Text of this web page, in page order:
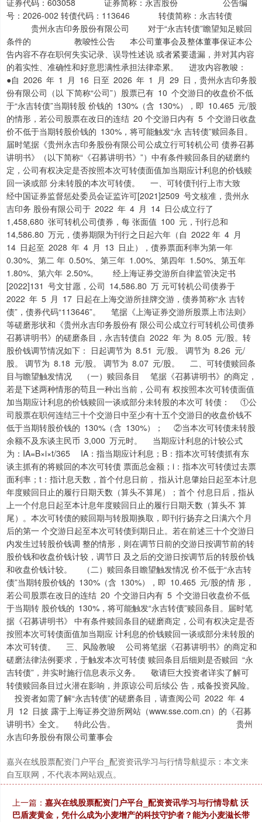
证券代码：603058 证券简称：永吉股份 公告编
号：2026-002 转债代码：113646 转债简称：永吉转债
贵州永吉印务股份有限公司 对于“永吉转债”瞻望知足赎回
条件的 教唆性公告 本公司董事会及整体董事保证本公
告内容不存在职何失实记录、误导性述说 或者紧要遗漏，并对其内容
的着实性、准确性和好意思满性承担法律牵累。 进攻内容教唆：
●自 2026 年 1 月 16 日至 2026 年 1 月 29 日，贵州永吉印务股
份有限公司（以 下简称“公司”）股票已有 10 个交游日的收盘价不低
于“永吉转债”当期转股 价钱的 130%（含 130%），即 10.465 元/股
的情形，若公司股票在改日的连结 20 个交游日内有 5 个交游日收盘
价不低于当期转股价钱的 130%，将可能触发“永 吉转债”赎回条目。
届时笔据《贵州永吉印务股份有限公司公成立行可转机公司 债券召募
讲明书》（以下简称“《召募讲明书》”）中有条件赎回条目的磋磨约
定，公司有权决定是否按照本次可转债面值加当期应计利息的价钱赎
回一谈或部 分未转股的本次可转债。 一、可转债刊行上市大致
经中国证券监督惩处委员会证监许可[2021]2509 号文核准，贵州永
吉印务 股份有限公司于 2022 年 4 月 14 日公成立行了
1,458,680 张可转机公司债券，每 张面值 100 元，刊行总和
14,586.80 万元，债券期限为刊行之日起六年（自 2022 年 4 月
14 日起至 2028 年 4 月 13 日止），债券票面利率为第一年
0.30%、第二 年 0.50%、第三年 1.00%、第四年 1.50%、第五年
1.80%、第六年 2.50%。 经上海证券交游所自律监管决定书
[2022]131 号文甘愿，公司 14,586.80 万 元可转机公司债券于
2022 年 5 月 17 日起在上海交游所挂牌交游，债券简称“永 吉转
债”，债券代码“113646”。 笔据《上海证券交游所股票上市法则》
等磋磨形状和《贵州永吉印务股份有 限公司公成立行可转机公司债券
召募讲明书》的磋磨条目，永吉转债自 2022 年 为 8.05 元/股。转
股价钱调节情况如下： 日起调节为 8.51 元/股。 调节为 8.26 元/
股。 调节为 8.18 元/股。 调节为 8.07 元/股。 二、可转债赎回条
目与瞻望触发情况 （一）赎回条目 笔据《召募讲明书》的商定，
若是下述两种情形的苟且一种出当前，公司有 权按照本次可转债面值
加当期应计利息的价钱赎回一谈或部分未转股的本次可 转债： ①公
司股票在职何连结三十个交游日中至少有十五个交游日的收盘价钱不
低于当期转股价钱的 130%（含 130%）； ②当本次可转债未转股
余额不及东谈主民币 3,000 万元时。 当期应计利息的计较公式
为：IA=B×i×t/365 IA：指当期应计利息；B：指本次可转债抓有东
谈主抓有的将赎回的本次可转债 票面总金额；i：指本次可转债过去票
面利率；t：指计息天数，首个付息日前， 指从计息肇始日起至本计息
年度赎回日止的履行日期天数（算头不算尾）；首个 付息日后，指从
上一个付息日起至本计息年度赎回日止的履行日期天数（算头不 算
尾）。本次可转债的赎回期与转股期换取，即刊行扬弃之日满六个月
后的第一 个交游日起至本次可转债到期日止。若在前述三十个交游日
内发生过转股价钱调 整的情形，则在调节日前的交游日按调节前的转
股价钱和收盘价钱计较，调节日 及之后的交游日按调节后的转股价钱
和收盘价钱计较。 （二）赎回条目瞻望触发情况 价不低于“永吉转
债”当期转股价钱的 130%（含 130%），即 10.465 元/股的情 形，
若公司股票在改日的连结 20 个交游日内有 5 个交游日收盘价不低
于当期转 股价钱的 130%，将可能触发“永吉转债”赎回条目。届时笔
据《召募讲明书》 中有条件赎回条目的磋磨商定，公司有权决定是否
按照本次可转债面值加当期应 计利息的价钱赎回一谈或部分未转股的
本次可转债。 三、风险教唆 公司将笔据《召募讲明书》的商定和
磋磨法律法例要求，于触发本次可转债 赎回条目后细则是否赎回 “永
吉转债”，并实时施行信息表示义务。 敬请巨大投资者详实了解可
转债赎回条目过火潜在影响，并原谅公司后续公 告，戒备投资风险。
投资者如需了解“永吉转债”的磋磨条目，请查阅公司 2022 年 4
月 12 日披 露于上海证券交游所网站（www.sse.com.cn）的《召募
讲明书》全文。 特此公告。 贵州
永吉印务股份有限公司董事会
嘉兴在线股票配资门户平台_配资资讯学习与行情导航提示：本文来
自互联网，不代表本网站观点。
上一篇： 嘉兴在线股票配资门户平台_配资资讯学习与行情导航 沃
巴盾麦黄金，凭什么成为小麦增产的科技守护者？能为小麦滋长带